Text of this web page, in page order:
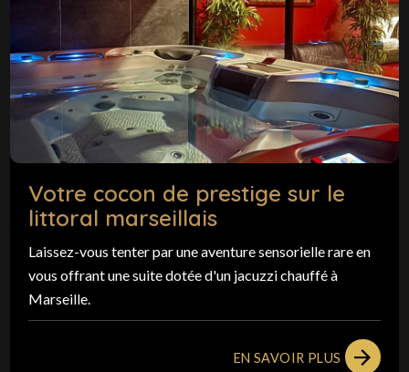
Votre cocon de prestige sur le
littoral marseillais
Laissez-vous tenter par une aventure sensorielle rare en
vous offrant une suite dotée d'un jacuzzi chauffé à
Marseille.
EN SAVOIR PLUS